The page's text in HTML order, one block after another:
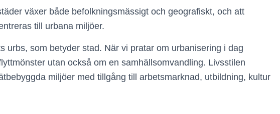
växer både befolkningsmässigt och geografiskt, och att
till urbana miljöer.
urbs, som betyder stad. När vi pratar om urbanisering i dag
utan också om en samhällsomvandling. Livsstilen
miljöer med tillgång till arbetsmarknad, utbildning, kultur